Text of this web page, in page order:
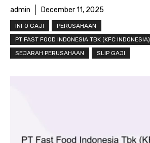
admin December 11, 2025
INFO GAJI
PERUSAHAAN
PT FAST FOOD INDONESIA TBK (KFC INDONESIA)
SEJARAH PERUSAHAAN
SLIP GAJI